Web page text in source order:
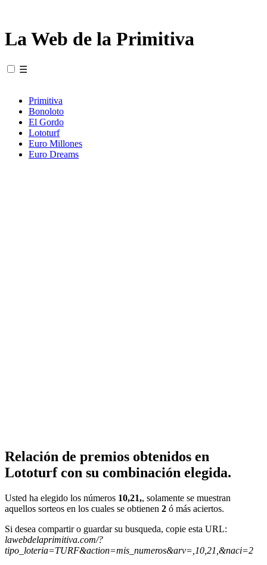
La Web de la Primitiva
☰
Primitiva
Bonoloto
El Gordo
Lototurf
Euro Millones
Euro Dreams
Relación de premios obtenidos en
Lototurf con su combinación elegida.
Usted ha elegido los números 10,21,, solamente se muestran
aquellos sorteos en los cuales se obtienen 2 ó más aciertos.
Si desea compartir o guardar su busqueda, copie esta URL:
lawebdelaprimitiva.com/?
tipo_loteria=TURF&action=mis_numeros&arv=,10,21,&naci=2